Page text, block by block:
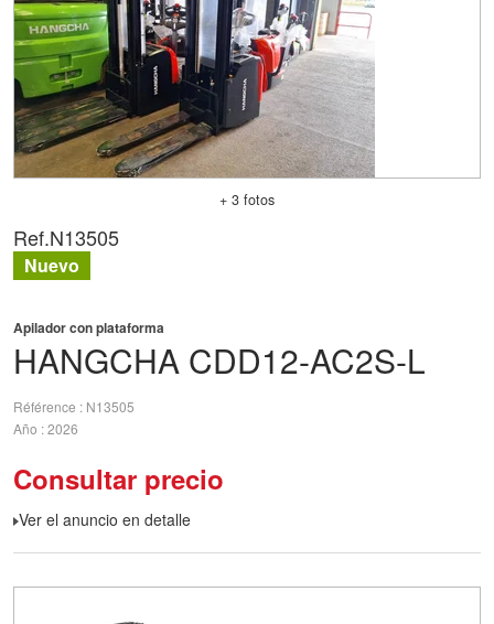
+ 3 fotos
HANGCHA CDD12-AC2S-L
Apilador con plataforma
Référence
N13505
Año 2026
Consultar precio
Ver el anuncio en detalle
Ref.N13505
Nuevo